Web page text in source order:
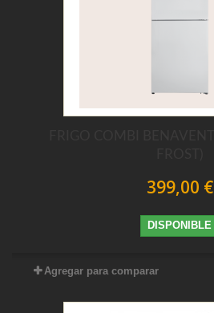
399,00 €
DISPONIBLE
Agregar para comparar